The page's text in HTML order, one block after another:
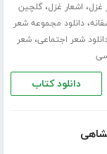
غزل، اشعار غزل،گلچین
،دانلود مجموعه شعر
شعر اجتماعی،شعر
دانلود کتاب